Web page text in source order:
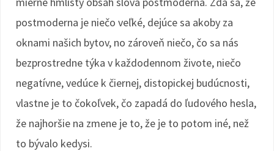
postmoderna je niečo veľké, dejúce sa akoby za
oknami našich bytov, no zároveň niečo, čo sa nás
bezprostredne týka v každodennom živote, niečo
negatívne, vedúce k čiernej, distopickej budúcnosti,
vlastne je to čokoľvek, čo zapadá do ľudového hesla,
že najhoršie na zmene je to, že je to potom iné, než
to bývalo kedysi.